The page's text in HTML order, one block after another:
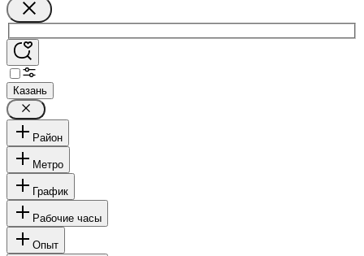
Казань
Район
Метро
График
Рабочие часы
Опыт